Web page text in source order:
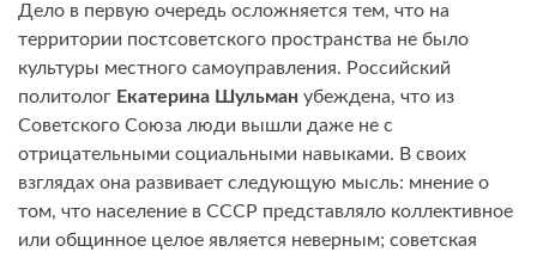
Дело в первую очередь осложняется тем, что на
территории постсоветского пространства не было
культуры местного самоуправления. Российский
политолог Екатерина Шульман убеждена, что из
Советского Союза люди вышли даже не с
отрицательными социальными навыками. В своих
взглядах она развивает следующую мысль: мнение о
том, что население в СССР представляло коллективное
или общинное целое является неверным; советская